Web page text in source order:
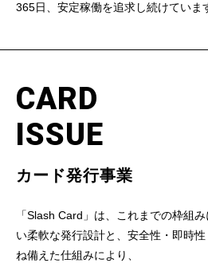
365日、安定稼働を追求し続けていま
CARD
ISSUE
カード発行事業
「Slash Card」は、これまでの枠組
い柔軟な発行設計と、安全性・即時
ね備えた仕組みにより、